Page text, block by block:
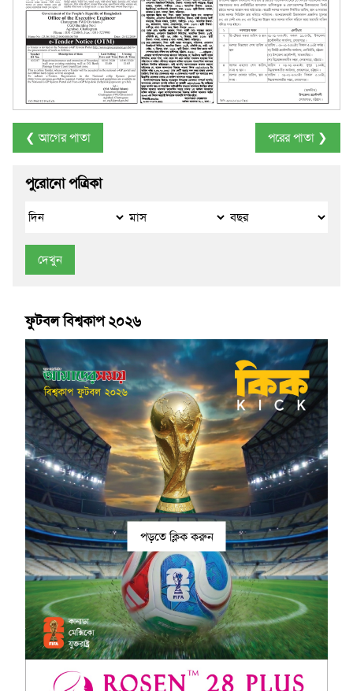
❮ আগের পাতা পরের পাতা ❯
পুরোনো পত্রিকা
দেখুন
ফুটবল বিশ্বকাপ ২০২৬
পড়তে ক্লিক করুন